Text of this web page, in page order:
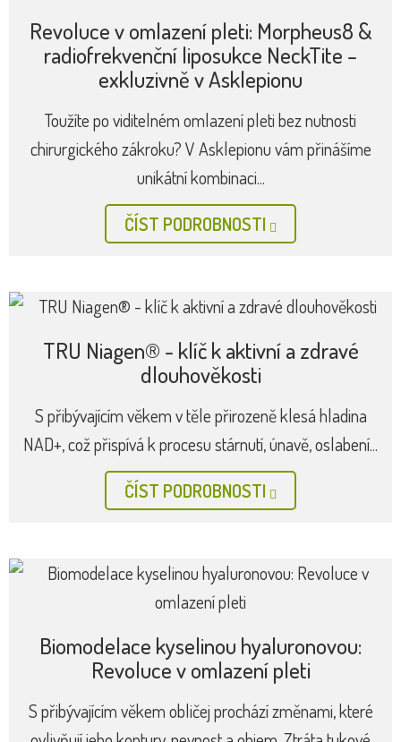
Revoluce v omlazení pleti: Morpheus8 &
radiofrekvenční liposukce NeckTite –
exkluzivně v Asklepionu
Toužíte po viditelném omlazení pleti bez nutnosti
chirurgického zákroku? V Asklepionu vám přinášíme
unikátní kombinaci...
ČÍST PODROBNOSTI
TRU Niagen® - klíč k aktivní a zdravé
dlouhověkosti
S přibývajícím věkem v těle přirozeně klesá hladina
NAD+, což přispívá k procesu stárnutí, únavě, oslabení...
ČÍST PODROBNOSTI
Biomodelace kyselinou hyaluronovou:
Revoluce v omlazení pleti
S přibývajícím věkem obličej prochází změnami, které